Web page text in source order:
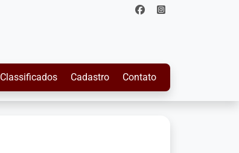
Classificados Cadastro Contato